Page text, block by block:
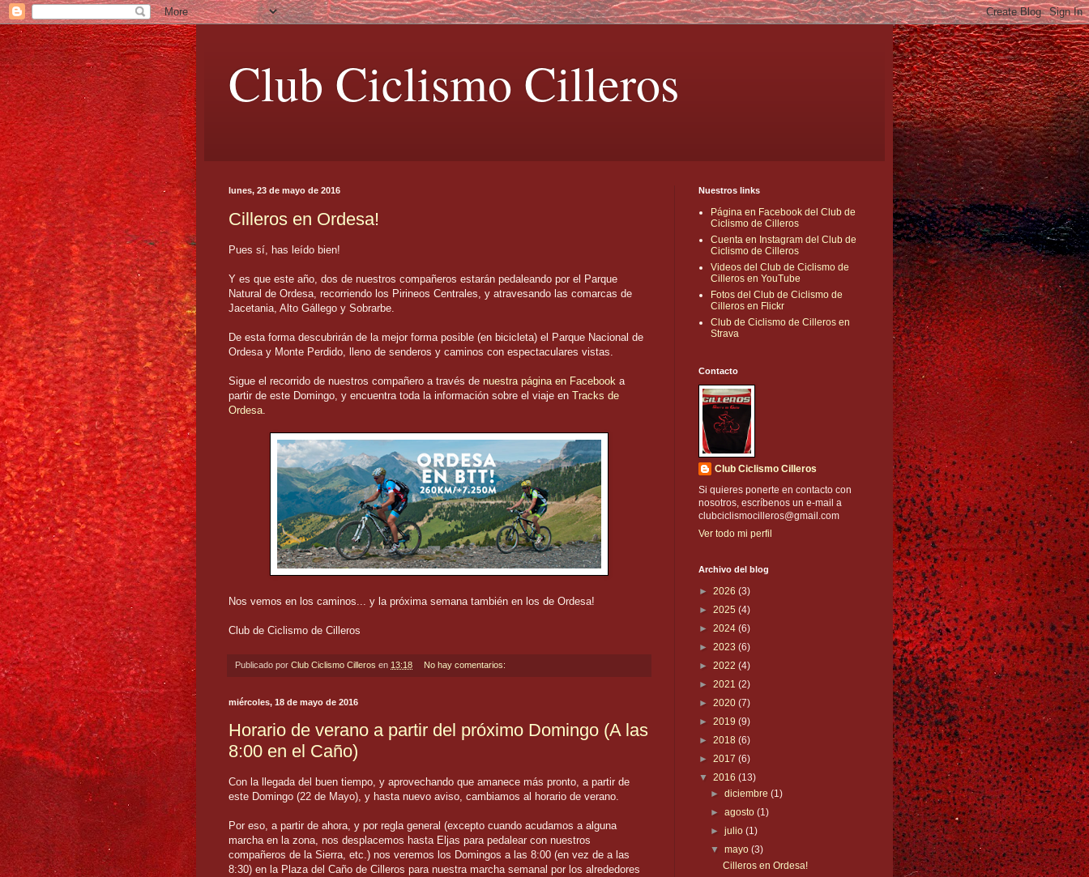
Club Ciclismo Cilleros
lunes, 23 de mayo de 2016
Cilleros en Ordesa!
Pues sí, has leído bien!
Y es que este año, dos de nuestros compañeros estarán pedaleando por el Parque
Natural de Ordesa, recorriendo los Pirineos Centrales, y atravesando las comarcas de
Jacetania, Alto Gállego y Sobrarbe.
De esta forma descubrirán de la mejor forma posible (en bicicleta) el Parque Nacional de
Ordesa y Monte Perdido, lleno de senderos y caminos con espectaculares vistas.
Sigue el recorrido de nuestros compañero a través de nuestra página en Facebook a
partir de este Domingo, y encuentra toda la información sobre el viaje en Tracks de
Ordesa
Nos vemos en los caminos... y la próxima semana también en los de Ordesa!
Club de Ciclismo de Cilleros
Publicado por Club Ciclismo Cilleros en 13:18 No hay comentarios:
miércoles, 18 de mayo de 2016
Horario de verano a partir del próximo Domingo (A las
8:00 en el Caño)
Con la llegada del buen tiempo, y aprovechando que amanece más pronto, a partir de
este Domingo (22 de Mayo), y hasta nuevo aviso, cambiamos al horario de verano.
Por eso, a partir de ahora, y por regla general (excepto cuando acudamos a alguna
marcha en la zona, nos desplacemos hasta Eljas para pedalear con nuestros
compañeros de la Sierra, etc.) nos veremos los Domingos a las 8:00 (en vez de a las
8:30) en la Plaza del Caño de Cilleros para nuestra marcha semanal por los alrededores
Nuestros links
Página en Facebook del Club de
Ciclismo de Cilleros
Cuenta en Instagram del Club de
Ciclismo de Cilleros
Videos del Club de Ciclismo de
Cilleros en YouTube
Fotos del Club de Ciclismo de
Cilleros en Flickr
Club de Ciclismo de Cilleros en
Strava
Contacto
Club Ciclismo Cilleros
Si quieres ponerte en contacto con
nosotros, escríbenos un e-mail a
clubciclismocilleros@gmail.com
Ver todo mi perfil
Archivo del blog
► 2026 (3)
► 2025 (4)
► 2024 (6)
► 2023 (6)
► 2022 (4)
► 2021 (2)
► 2020 (7)
► 2019 (9)
► 2018 (6)
► 2017 (6)
▼ 2016 (13)
►diciembre(1)
►agosto(1)
►julio(1)
▼mayo(3)
Cilleros en Ordesa!